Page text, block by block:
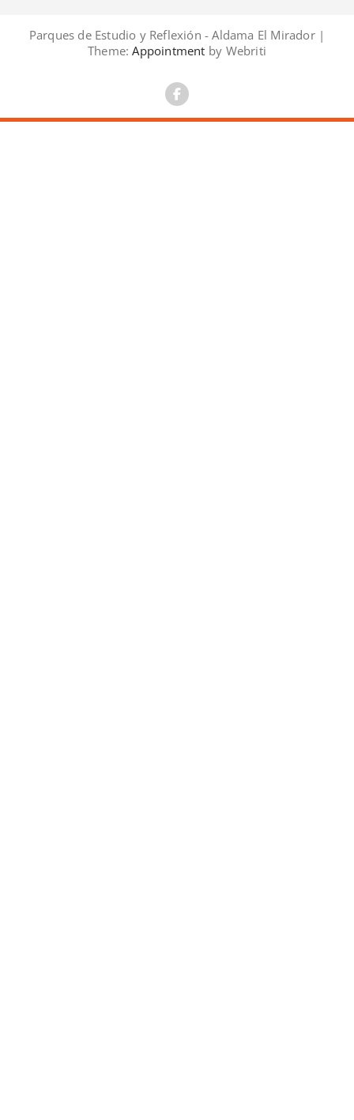
Parques de Estudio y Reflexión - Aldama El Mirador |
Theme: Appointment by Webriti